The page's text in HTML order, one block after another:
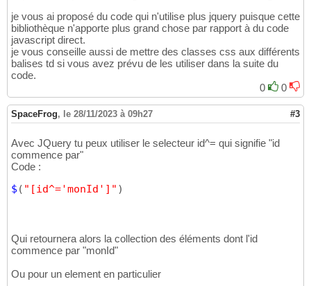
je vous ai proposé du code qui n'utilise plus jquery puisque cette
bibliothèque n'apporte plus grand chose par rapport à du code
javascript direct.
je vous conseille aussi de mettre des classes css aux différents
balises td si vous avez prévu de les utiliser dans la suite du
code.
0
0
SpaceFrog, le 28/11/2023 à 09h27 #3
Avec JQuery tu peux utiliser le selecteur id^= qui signifie "id
commence par"
Code :
$ ( "[id^='monId']" )
Qui retournera alors la collection des éléments dont l'id
commence par "monId"
Ou pour un element en particulier